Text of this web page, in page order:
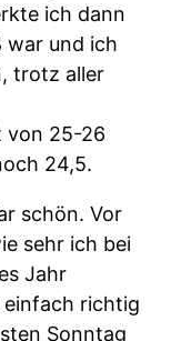
ich dann
war und ich
trotz aller
von 25-26
24,5.
schön. Vor
sehr ich bei
Jahr
richtig
Sonntag